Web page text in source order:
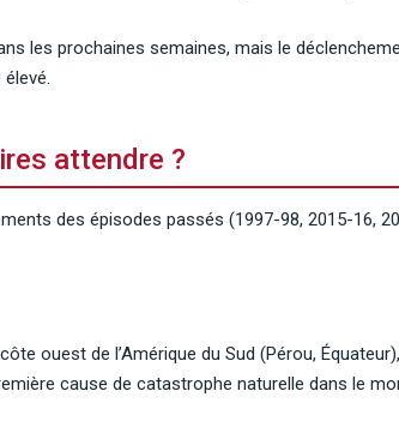
les prochaines semaines, mais le
attendre ?
des épisodes passés (1997-98, 2015-16,
ouest de l’Amérique du Sud (Pérou,
cause de catastrophe naturelle dans le